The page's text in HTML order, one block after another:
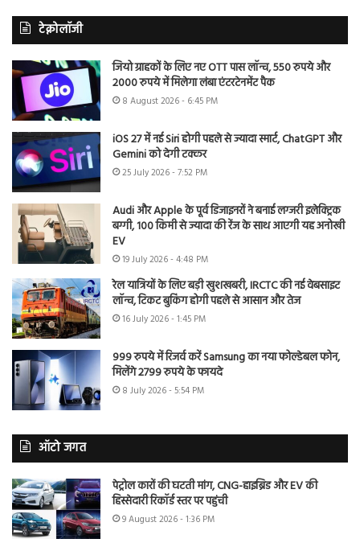
टेक्नोलॉजी
जियो ग्राहकों के लिए नए OTT पास लॉन्च, 550 रुपये और
2000 रुपये में मिलेगा लंबा एंटरटेनमेंट पैक
8 August 2026 - 6:45 PM
iOS 27 में नई Siri होगी पहले से ज्यादा स्मार्ट, ChatGPT और
Gemini को देगी टक्कर
25 July 2026 - 7:52 PM
Audi और Apple के पूर्व डिजाइनरों ने बनाई लग्जरी इलेक्ट्रिक
बग्गी, 100 किमी से ज्यादा की रेंज के साथ आएगी यह अनोखी
EV
19 July 2026 - 4:48 PM
रेल यात्रियों के लिए बड़ी खुशखबरी, IRCTC की नई वेबसाइट
लॉन्च, टिकट बुकिंग होगी पहले से आसान और तेज
16 July 2026 - 1:45 PM
999 रुपये में रिजर्व करें Samsung का नया फोल्डेबल फोन,
मिलेंगे 2799 रुपये के फायदे
8 July 2026 - 5:54 PM
ऑटो जगत
पेट्रोल कारों की घटती मांग, CNG-हाइब्रिड और EV की
हिस्सेदारी रिकॉर्ड स्तर पर पहुंची
9 August 2026 - 1:36 PM